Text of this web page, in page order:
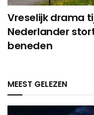
Vreselijk drama
Nederlander
beneden
MEEST GELEZEN